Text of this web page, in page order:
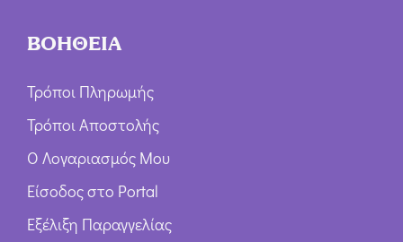
ΒΟΗΘΕΙΑ
Τρόποι Πληρωμής
Τρόποι Αποστολής
Ο Λογαριασμός Μου
Είσοδος στο Portal
Εξέλιξη Παραγγελίας